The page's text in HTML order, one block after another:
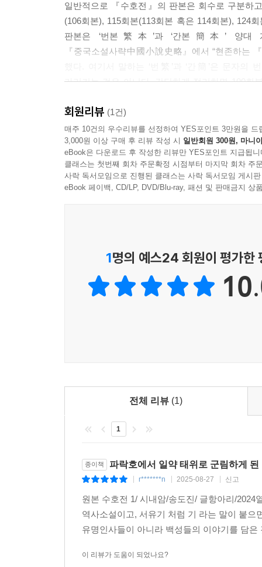
일반적으로 『수호전』의 판본은 회수로 구분하
(106회본), 115회본(113회본 혹은 114회본), 124
판본은 ‘번본繁本’과 ‘간본簡本’ 양대
『중국소설사략中國小說史略』에서 “현존하는
가리키는 것은 아니다. 간단하게 정리하면 100회
‘120회본’을 택한 이유는 그것이 ‘전全’이기 때문
이들 가운데 현재까지 가장 유명하면서 사람들
(1522~1566)의 무정후武定侯 곽훈郭勛의 집에
탁오卓吾)가 평점評點을 가해 펴낸 『이탁오선
이 120회본은 ‘원무애간본袁無涯
『출상평점충의수호전전出相評點忠義水滸全傳
(1641)에 김성탄의 『관화당제오재자서시내암
불려 들어간 이후의 내용을 잘라버리고 70회본
문제를 떠나 『수호전』 탄생 이래로 거의 모든 고
폭력의 책인가, 혁명의 책인가
드물다. 『수호전』이 처음 간행된 시기부터 현
하느냐 혹은 ‘수호’ 무리의 ‘충의忠義’를 칭찬하
강도들이지 공평한 정의와 굴복하지 않는
‘반충의反忠義’라는 의견을 제기했는데, 그는 “
말을 ‘수호’에 부여한 자는 반드시 군주와
『탕구지蕩寇志』의 저자인 유만춘兪萬春
회원리뷰 (1건)
매주 10건의 우수리뷰를 선정하여 YES포인트 3만원을 드
3,000원 이상 구매 후 리뷰 작성 시 일반회원 300원, 마니
eBook은 다운로드 후 작성한 리뷰만 YES포인트 지급됩니
클래스는 첫번째 회차 주문확정 시점부터 마지막 회차 주
사락 독서모임으로 진행된 클래스는 사락 독서모임 게시
eBook 페이백, CD/LP, DVD/Blu-ray, 패션 및 판매금지 상
1명의 예스24 회원이 평가한
전체 리뷰 (1)
1
종이책 파락호에서 일약 태위로 군림하게
r*******n 2025-08-27 신고
원본 수호전 1/ 시내암/송도진/ 글항아리/
역사소설이고, 서유기 처럼 기 라는 말이 붙
유명인사들이 아니라 백성들의 이야기를 담
이 리뷰가 도움이 되었나요?